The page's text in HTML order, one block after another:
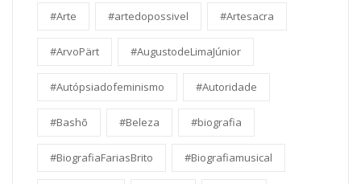
#Arte #artedopossivel #Artesacra
#ArvoPärt #AugustodeLimaJúnior
#Autópsiadofeminismo #Autoridade
#Bashō #Beleza #biografia
#BiografiaFariasBrito #Biografiamusical